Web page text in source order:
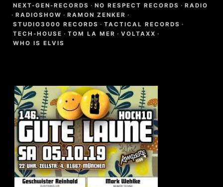
NEXT-GEN-RECORDS · NO RESPECT RECORDS · RADIO
· RADIOSHOW · RAMON ZENKER ·
STUDIO3000 RECORDS · TACTICAL RECORDS ·
TECH-HOUSE · TOM LA MER · VOLTAXX ·
WHO IS ELVIS